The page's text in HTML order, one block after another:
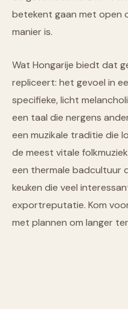
betekent gaan met open
manier is.
Wat Hongarije biedt dat
repliceert: het gevoel in
specifieke, licht
een taal die nergens
een muzikale traditie die
de meest vitale
een thermale badcultuur
keuken die veel
exportreputatie. Kom
met plannen om langer